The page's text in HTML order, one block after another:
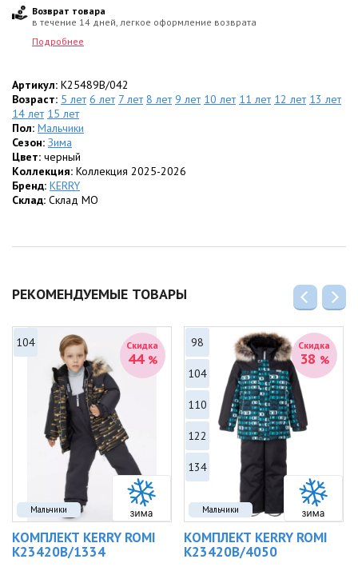
Возврат товара
в течение 14 дней, легкое оформление возврата
Подробнее
Артикул: K25489B/042
Возраст: 5 лет 6 лет 7 лет 8 лет 9 лет 10 лет 11 лет 12 лет 13 лет
14 лет 15 лет
Пол: Мальчики
Сезон: Зима
Цвет: черный
Коллекция: Коллекция 2025-2026
Бренд: KERRY
Склад: Склад МО
РЕКОМЕНДУЕМЫЕ ТОВАРЫ
Мальчики
Скидка
44 %
104
КОМПЛЕКТ KERRY ROMI
K23420B/1334
Мальчики
Скидка
38 %
98
104
110
122
134
КОМПЛЕКТ KERRY ROMI
K23420B/4050